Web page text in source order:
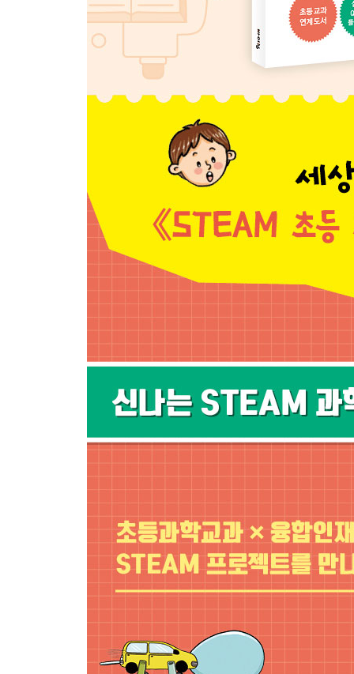
40 쟁반과 풍선을 같이 떨어뜨리면?
5장 물풍선을 찔러도 터지지 않는다고요?
가족, 친구랑 같이 하는 놀이 실험
41 찔러도 찔러도 터지지 않는 물 봉지
42 통통 튀는 달걀 탱탱볼
43 누구에게나 공평한 구슬치기 놀이
44 펑! 하고 터지는 종이 폭탄 만들기
45 지폐 위에 연필을 올린다고요?
46 달걀만 컵 속으로 풍덩!
47 도전! 종이컵 위에 올라가기
48 꿈틀꿈틀 움직이는 애벌레
49 세제 한 방울이면 보트가 슝!
과학 실험 보고서
도안 ①~⑦
도움받은 자료